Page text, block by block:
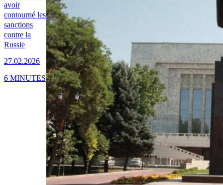
avoir
contourné les
sanctions
contre la
Russie
27.02.2026
6 MINUTES